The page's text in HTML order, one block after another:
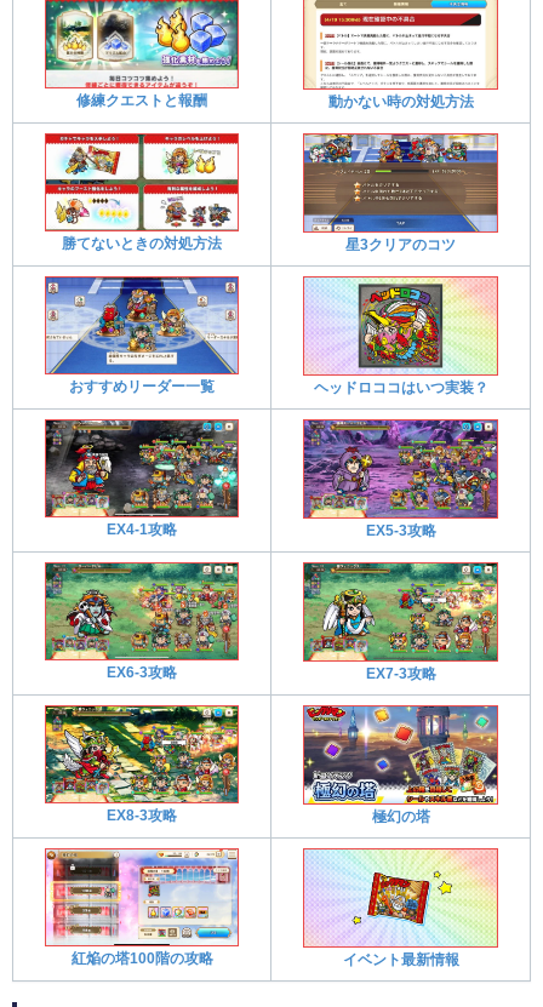
修練クエストと報酬 動かない時の対処方法
勝てないときの対処方法 星3クリアのコツ
おすすめリーダー一覧 ヘッドロココはいつ実装？
EX4-1攻略 EX5-3攻略
EX6-3攻略 EX7-3攻略
EX8-3攻略 極幻の塔
紅焔の塔100階の攻略 イベント最新情報